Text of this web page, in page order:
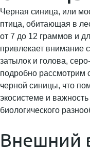
Черная синица, или
птица, обитающая в
от 7 до 12 граммов и
привлекает внимание
затылок и голова,
подробно рассмотрим
черной синицы, что
экосистеме и
биологического
Внешний